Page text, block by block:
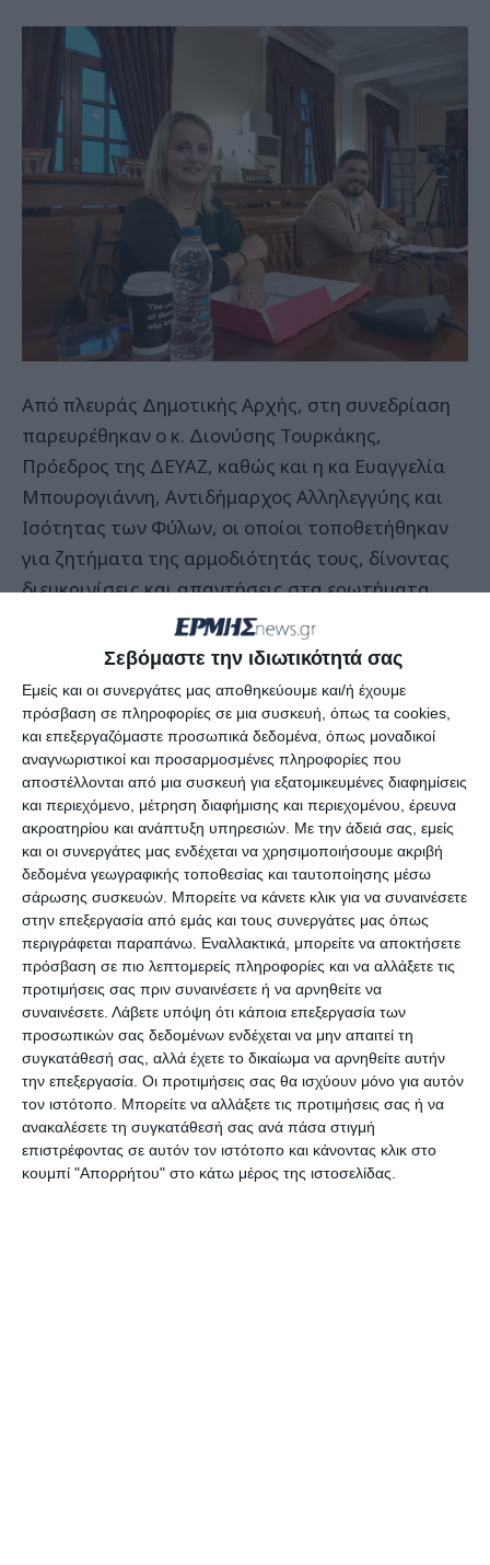
Σεβόμαστε την ιδιωτικότητά σας
Εμείς και οι συνεργάτες μας αποθηκεύουμε και/ή έχουμε
πρόσβαση σε πληροφορίες σε μια συσκευή, όπως τα cookies,
και επεξεργαζόμαστε προσωπικά δεδομένα, όπως μοναδικοί
αναγνωριστικοί και προσαρμοσμένες πληροφορίες που
αποστέλλονται από μια συσκευή για εξατομικευμένες διαφημίσεις
και περιεχόμενο, μέτρηση διαφήμισης και περιεχομένου, έρευνα
ακροατηρίου και ανάπτυξη υπηρεσιών. Με την άδειά σας, εμείς
και οι συνεργάτες μας ενδέχεται να χρησιμοποιήσουμε ακριβή
δεδομένα γεωγραφικής τοποθεσίας και ταυτοποίησης μέσω
σάρωσης συσκευών. Μπορείτε να κάνετε κλικ για να συναινέσετε
στην επεξεργασία από εμάς και τους συνεργάτες μας όπως
περιγράφεται παραπάνω. Εναλλακτικά, μπορείτε να αποκτήσετε
πρόσβαση σε πιο λεπτομερείς πληροφορίες και να αλλάξετε τις
προτιμήσεις σας πριν συναινέσετε ή να αρνηθείτε να
συναινέσετε. Λάβετε υπόψη ότι κάποια επεξεργασία των
προσωπικών σας δεδομένων ενδέχεται να μην απαιτεί τη
συγκατάθεσή σας, αλλά έχετε το δικαίωμα να αρνηθείτε αυτήν
την επεξεργασία. Οι προτιμήσεις σας θα ισχύουν μόνο για αυτόν
τον ιστότοπο. Μπορείτε να αλλάξετε τις προτιμήσεις σας ή να
ανακαλέσετε τη συγκατάθεσή σας ανά πάσα στιγμή
επιστρέφοντας σε αυτόν τον ιστότοπο και κάνοντας κλικ στο
κουμπί "Απορρήτου" στο κάτω μέρος της ιστοσελίδας.
Από πλευράς Δημοτικής Αρχής, στη συνεδρίαση
παρευρέθηκαν ο κ. Διονύσης Τουρκάκης,
Πρόεδρος της ΔΕΥΑΖ, καθώς και η κα Ευαγγελία
Μπουρογιάννη, Αντιδήμαρχος Αλληλεγγύης και
Ισότητας των Φύλων, οι οποίοι τοποθετήθηκαν
για ζητήματα της αρμοδιότητάς τους, δίνοντας
διευκρινίσεις και απαντήσεις στα ερωτήματα
των Συμβούλων και των παρευρισκομένων.
Για ακόμη μία φορά, απουσίαζε κάποιος
εκπρόσωπος του Λιμενικού Ταμείου, γεγονός που
προκάλεσε σχόλια και προβληματισμό, δεδομένου
ότι αρκετά από τα θέματα που συζητήθηκαν
σχετίζονται άμεσα με την παραλιακή ζώνη και
τις παρεμβάσεις που απαιτούνται εκεί.
Κατά τη διάρκεια της συνεδρίασης, τέθηκαν προς
συζήτηση σημαντικά ζητήματα που αφορούν τον
εξωραϊσμό των δρόμων, το κυκλοφοριακό
πρόβλημα, την δημιουργία και τη λειτουργία
χώρων στάθμευσης, αλλά και τη συνολική εικόνα
της Πόλης.
Ιδιαίτερο ενδιαφέρον προκάλεσε η αναλυτική
ενημέρωση που παρείχε ο Διοικητής της
Τροχαίας, κ. Νεκτάριος Τσώλος, ο οποίος